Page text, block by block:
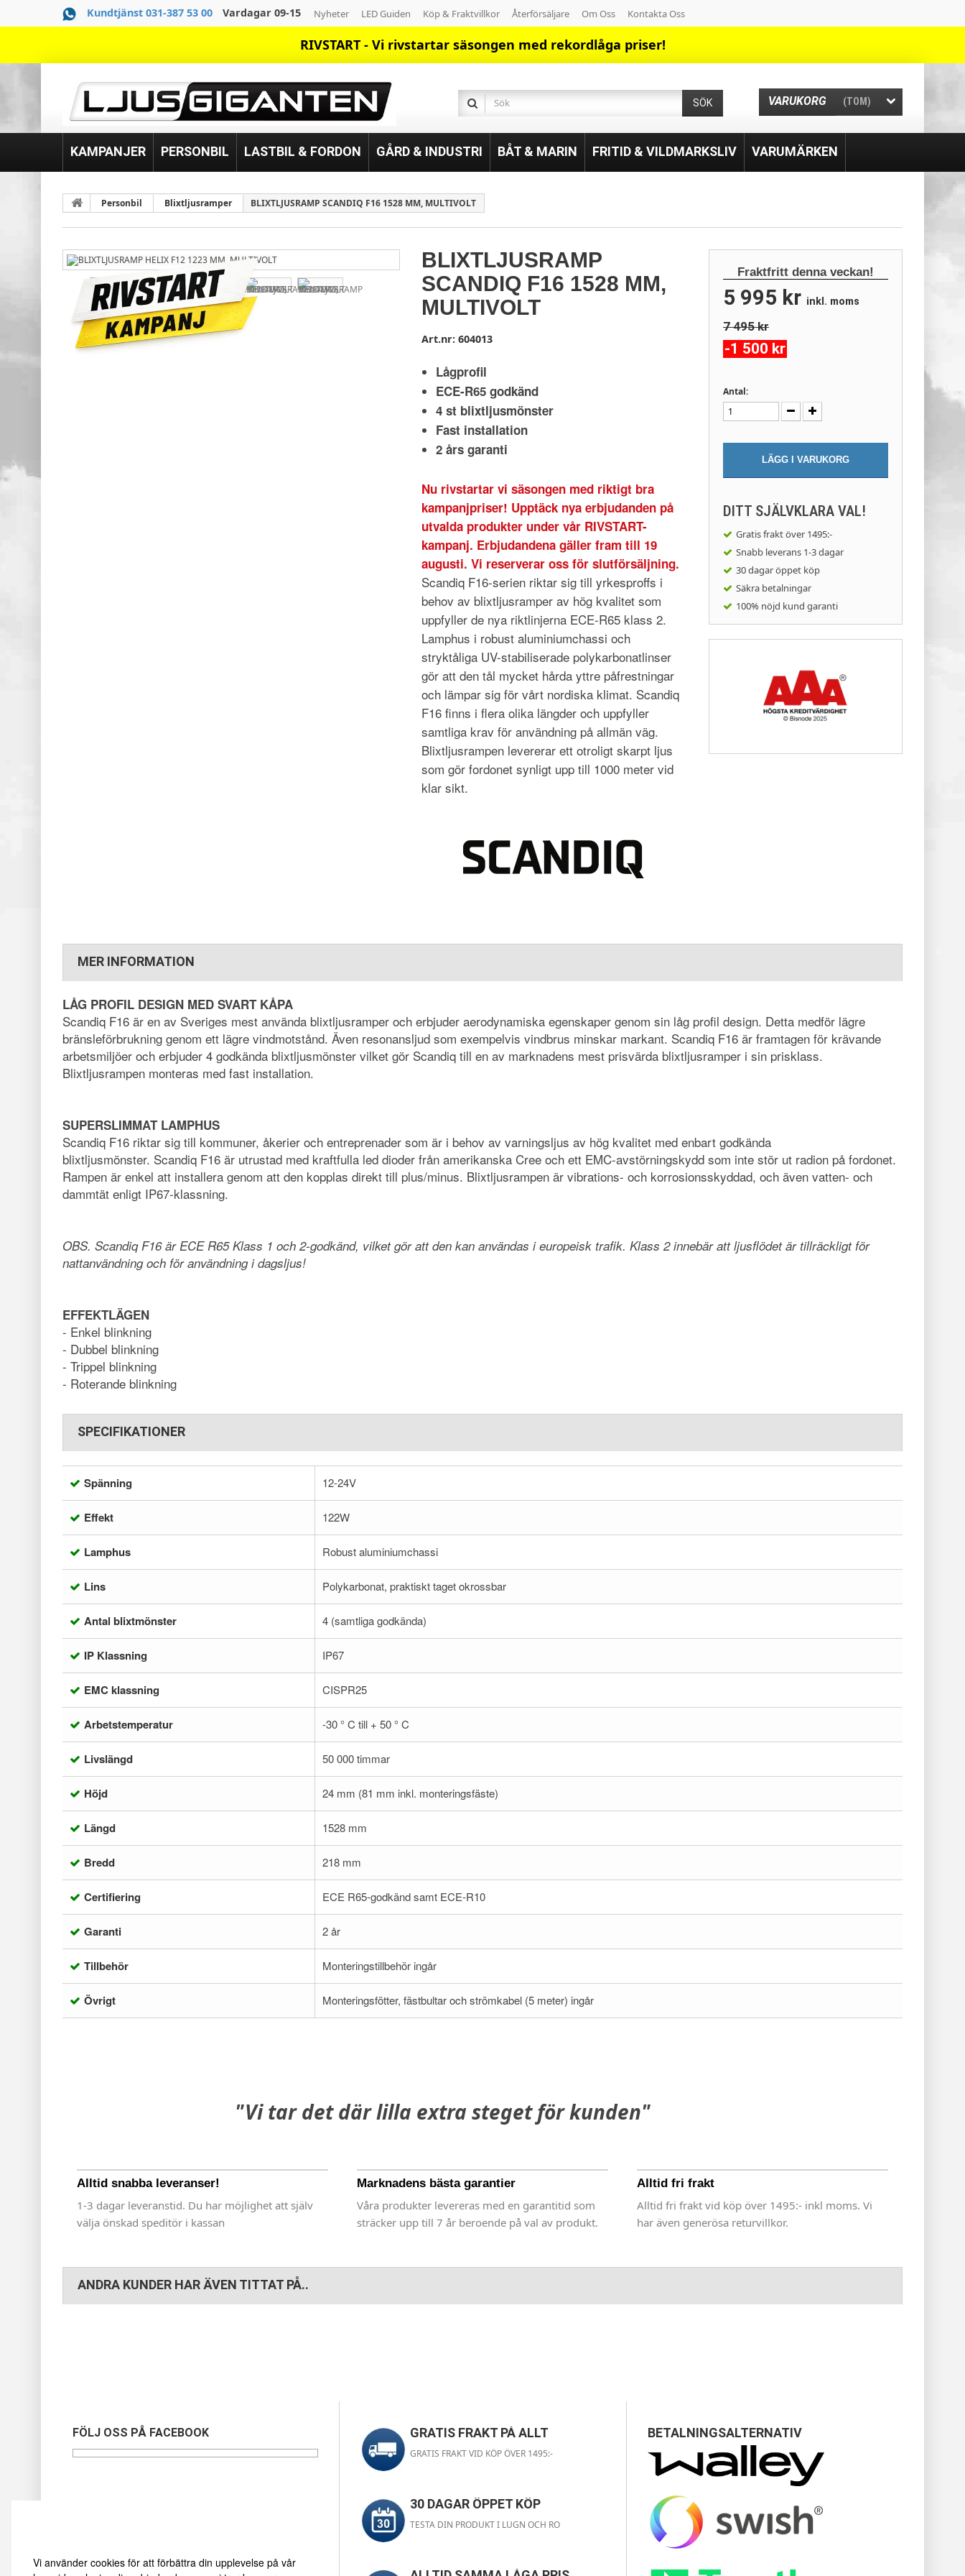
Vi använder cookies för att förbättra din upplevelse på vår
Kundtjänst 031-387 53 00 Vardagar 09-15 Nyheter LED Guiden Köp & Fraktvillkor Återförsäljare Om Oss Kontakta Oss
RIVSTART - Vi rivstartar säsongen med rekordlåga priser!
VARUKORG (TOM)
SÖK
KAMPANJER PERSONBIL LASTBIL & FORDON GÅRD & INDUSTRI BÅT & MARIN FRITID & VILDMARKSLIV VARUMÄRKEN
Personbil Blixtljusramper BLIXTLJUSRAMP SCANDIQ F16 1528 MM, MULTIVOLT
BLIXTLJUSRAMP
SCANDIQ F16 1528 MM,
MULTIVOLT
Art.nr: 604013
Lågprofil
ECE-R65 godkänd
4 st blixtljusmönster
Fast installation
2 års garanti
Nu rivstartar vi säsongen med riktigt bra
kampanjpriser! Upptäck nya erbjudanden på
utvalda produkter under vår RIVSTART-
kampanj. Erbjudandena gäller fram till 19
augusti. Vi reserverar oss för slutförsäljning.
Scandiq F16-serien riktar sig till yrkesproffs i
behov av blixtljusramper av hög kvalitet som
uppfyller de nya riktlinjerna ECE-R65 klass 2.
Lamphus i robust aluminiumchassi och
stryktåliga UV-stabiliserade polykarbonatlinser
gör att den tål mycket hårda yttre påfrestningar
och lämpar sig för vårt nordiska klimat. Scandiq
F16 finns i flera olika längder och uppfyller
samtliga krav för användning på allmän väg.
Blixtljusrampen levererar ett otroligt skarpt ljus
som gör fordonet synligt upp till 1000 meter vid
klar sikt.
Fraktfritt denna veckan!
5 995 kr inkl. moms
7 495 kr
-1 500 kr
Antal:
LÄGG I VARUKORG
DITT SJÄLVKLARA VAL!
Gratis fraktöver 1495:-
Snabb leverans1-3 dagar
30 dagaröppet köp
Säkrabetalningar
100% nöjd kund garanti
MER INFORMATION
LÅG PROFIL DESIGN MED SVART KÅPA
Scandiq F16 är en av Sveriges mest använda blixtljusramper och erbjuder aerodynamiska egenskaper genom sin låg profil design. Detta medför lägre
bränsleförbrukning genom ett lägre vindmotstånd. Även resonansljud som exempelvis vindbrus minskar markant. Scandiq F16 är framtagen för krävande
arbetsmiljöer och erbjuder 4 godkända blixtljusmönster vilket gör Scandiq till en av marknadens mest prisvärda blixtljusramper i sin prisklass.
Blixtljusrampen monteras med fast installation.
SUPERSLIMMAT LAMPHUS
Scandiq F16 riktar sig till kommuner, åkerier och entreprenader som är i behov av varningsljus av hög kvalitet med enbart godkända
blixtljusmönster. Scandiq F16 är utrustad med kraftfulla led dioder från amerikanska Cree och ett EMC-avstörningskydd som inte stör ut radion på fordonet.
Rampen är enkel att installera genom att den kopplas direkt till plus/minus. Blixtljusrampen är vibrations- och korrosionsskyddad, och även vatten- och
dammtät enligt IP67-klassning.
OBS. Scandiq F16 är ECE R65 Klass 1 och 2-godkänd, vilket gör att den kan användas i europeisk trafik. Klass 2 innebär att ljusflödet är tillräckligt för
nattanvändning och för användning i dagsljus!
EFFEKTLÄGEN
- Enkel blinkning
- Dubbel blinkning
- Trippel blinkning
- Roterande blinkning
SPECIFIKATIONER
Spänning 12-24V
Effekt 122W
Lamphus Robust aluminiumchassi
Lins Polykarbonat, praktiskt taget okrossbar
Antal blixtmönster 4 (samtliga godkända)
IP Klassning IP67
EMC klassning CISPR25
Arbetstemperatur -30 ° C till + 50 ° C
Livslängd 50 000 timmar
Höjd 24 mm (81 mm inkl. monteringsfäste)
Längd 1528 mm
Bredd 218 mm
Certifiering ECE R65-godkänd samt ECE-R10
Garanti 2 år
Tillbehör Monteringstillbehör ingår
Övrigt Monteringsfötter, fästbultar och strömkabel (5 meter) ingår
"Vi tar det där lilla extra steget för kunden"
Alltid snabba leveranser!
1-3 dagar leveranstid. Du har möjlighet att själv
välja önskad speditör i kassan
Marknadens bästa garantier
Våra produkter levereras med en garantitid som
sträcker upp till 7 år beroende på val av produkt.
Alltid fri frakt
Alltid fri frakt vid köp över 1495:- inkl moms. Vi
har även generösa returvillkor.
ANDRA KUNDER HAR ÄVEN TITTAT PÅ..
FÖLJ OSS PÅ FACEBOOK GRATIS FRAKT PÅ ALLT
GRATIS FRAKT VID KÖP ÖVER 1495:-
30 DAGAR ÖPPET KÖP
TESTA DIN PRODUKT I LUGN OCH RO
BETALNINGSALTERNATIV